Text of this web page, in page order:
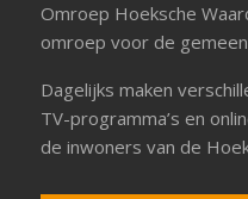
Omroep Hoeksche
omroep voor de
Dagelijks maken
TV-programma’s en
de inwoners van de